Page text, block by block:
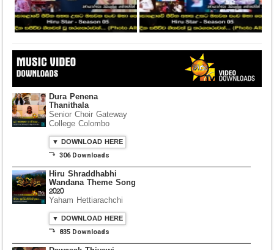
Dura Penena
Thanithala
Senior Choir Gateway
College Colombo
▼ DOWNLOAD HERE
⤵ 306 Downloads
Hiru Shraddhabhi
Wandana Theme Song
2020
Yaham Hettiarachchi
▼ DOWNLOAD HERE
⤵ 835 Downloads